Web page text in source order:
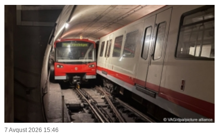
7 Avqust 2026 15:46